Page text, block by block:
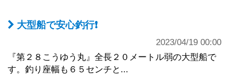
大型船で安心釣行❗️
2023/04/19 00:00
『第２８こうゆう丸』全長２０メートル弱の大型船で
す。釣り座幅も６５センチと...